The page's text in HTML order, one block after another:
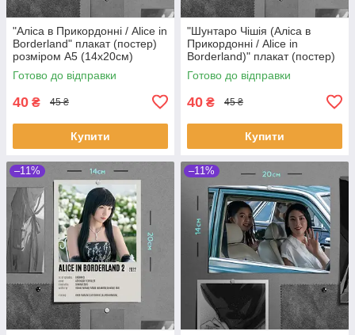
"Аліса в Прикордонні / Alice in
Borderland" плакат (постер)
розміром А5 (14х20см)
Готово до відправки
40 ₴ 45 ₴
Купити
"Шунтаро Чішія (Аліса в
Прикордонні / Alice in
Borderland)" плакат (постер)
розміром А5 (14х20см)
Готово до відправки
40 ₴ 45 ₴
Купити
–11% –11%